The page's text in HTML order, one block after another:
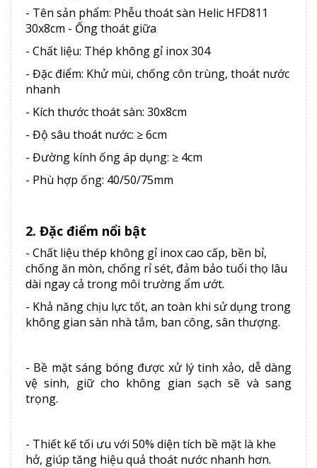
- Tên sản phẩm: Phễu thoát sàn Helic HFD811
30x8cm - Ống thoát giữa
- Chất liệu: Thép không gỉ inox 304
- Đặc điểm: Khử mùi, chống côn trùng, thoát nước
nhanh
- Kích thước thoát sàn: 30x8cm
- Độ sâu thoát nước: ≥ 6cm
- Đường kính ống áp dụng: ≥ 4cm
- Phù hợp ống: 40/50/75mm
2. Đặc điểm nổi bật
- Chất liệu thép không gỉ inox cao cấp, bền bỉ,
chống ăn mòn, chống rỉ sét, đảm bảo tuổi thọ lâu
dài ngay cả trong môi trường ẩm ướt.
- Khả năng chịu lực tốt, an toàn khi sử dụng trong
không gian sàn nhà tắm, ban công, sân thượng.
- Bề mặt sáng bóng được xử lý tinh xảo, dễ dàng
vệ sinh, giữ cho không gian sạch sẽ và sang
trọng.
- Thiết kế tối ưu với 50% diện tích bề mặt là khe
hở, giúp tăng hiệu quả thoát nước nhanh hơn.